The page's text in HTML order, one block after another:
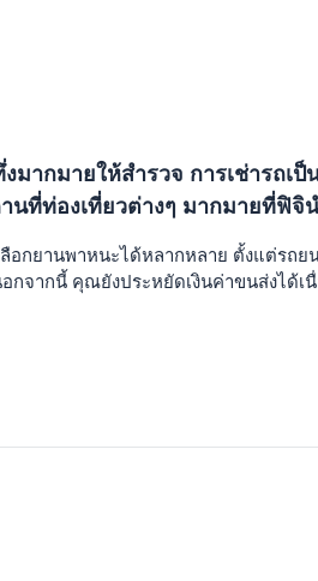
ากมายให้สำรวจ การเช่ารถ
นที่ท่องเที่ยวต่างๆ มากมายที่ฟิจิ
อกยานพาหนะได้หลากหลาย ตั้งแต่ร
กนี้ คุณยังประหยัดเงินค่าขนส่งได้เนื่